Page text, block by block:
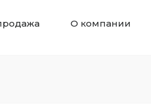
О компании